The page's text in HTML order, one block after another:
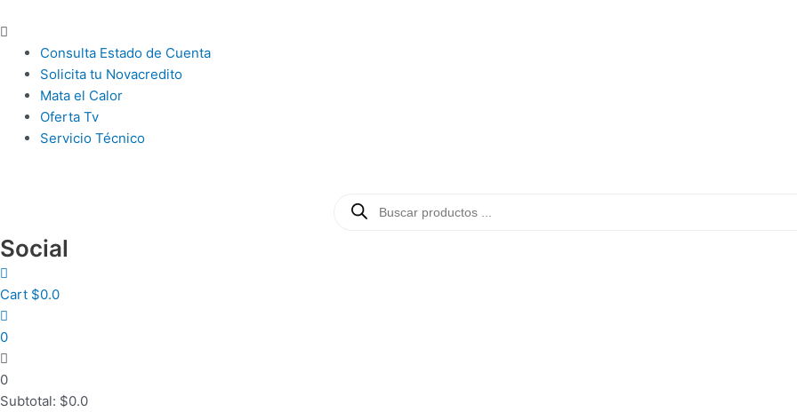
al
contenido
Main
Menu
Consulta Estado de Cuenta
Solicita tu Novacredito
Mata el Calor
Oferta Tv
Servicio Técnico
productos
Social
Cart $0.0
0
0
Subtotal: $0.0